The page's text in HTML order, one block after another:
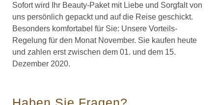
Sofort wird Ihr Beauty-Paket mit Liebe und Sorgfalt von
uns persönlich gepackt und auf die Reise geschickt.
Besonders komfortabel für Sie: Unsere Vorteils-
Regelung für den Monat November. Sie kaufen heute
und zahlen erst zwischen dem 01. und dem 15.
Dezember 2020.